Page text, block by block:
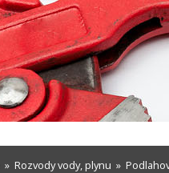
» Rozvody vody, plynu »